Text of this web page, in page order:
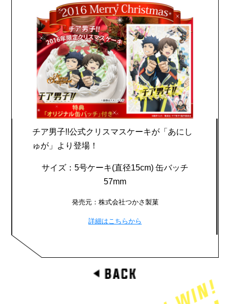
チア男子!!公式クリスマスケーキが「あにし
ゅが」より登場！
サイズ：5号ケーキ(直径15cm) 缶バッチ
57mm
発売元：株式会社つかさ製菓
詳細はこちらから